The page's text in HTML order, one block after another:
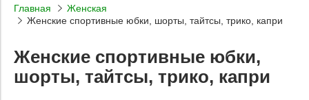
Главная
Женская
Женские спортивные юбки, шорты, тайтсы, трико, капри
Женские спортивные юбки,
шорты, тайтсы, трико, капри